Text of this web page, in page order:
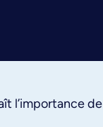
l’importance